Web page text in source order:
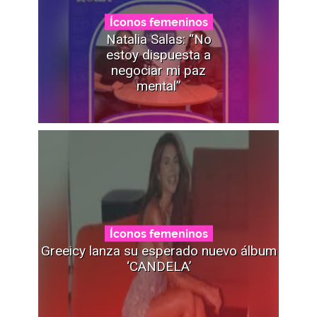
Íconos femeninos
Natalia Salas: “No
estoy dispuesta a
negociar mi paz
mental”
Íconos femeninos
Greeicy lanza su esperado nuevo álbum
‘CANDELA’